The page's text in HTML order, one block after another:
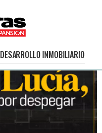
DESARROLLO INMOBILIARIO